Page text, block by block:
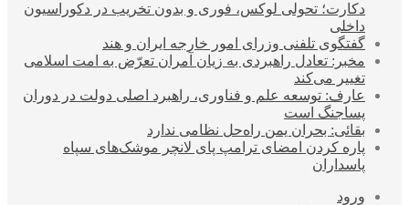
دکارت؛ تحولی لوکس، فوری و بدون تخریب در دکوراسیون
داخلی
گفتگوی تلفنی وزرای امور خارجه ایران و هند
مخبر: تعادل راهبردی به زیان آمران تعرّض به امت اسلامی
تغییر می‌کند
عارف: توسعه علم و فناوری، راهبرد اصلی دولت در دوران
پساجنگ است
بقائی: بحران یمن راه‌حل نظامی ندارد
پاره کردن امضای ترامپ پای لانچر موشک‌های سپاه
پاسداران
ورود